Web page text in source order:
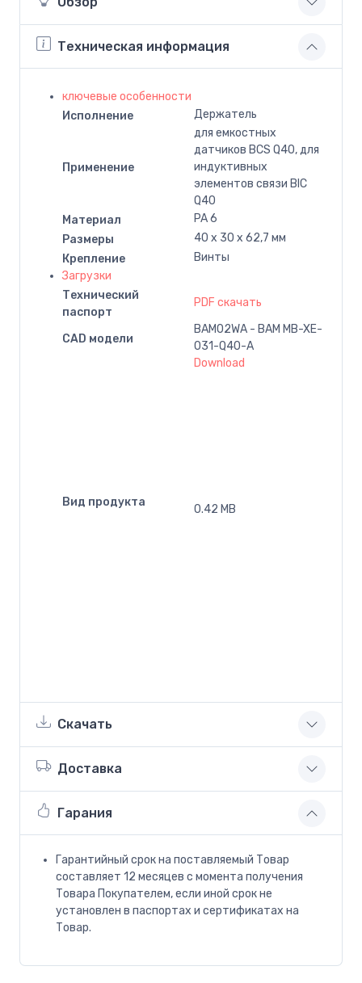
Техническая информация
ключевые особенности
Исполнение
Держатель
Применение
для емкостных
датчиков BCS Q40, для
индуктивных
элементов связи BIC
Q40
Материал
PA 6
Размеры
40 x 30 x 62,7 мм
Крепление
Винты
Загрузки
Технический
паспорт
PDF скачать
CAD модели
BAM02WA - BAM MB-XE-
031-Q40-A
Вид продукта
Download
0.42 MB
Скачать
Доставка
Гарания
Гарантийный срок на поставляемый Товар
составляет 12 месяцев с момента получения
Товара Покупателем, если иной срок не
установлен в паспортах и сертификатах на
Товар.